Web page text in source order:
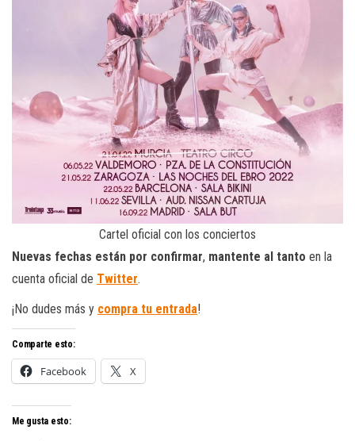
Cartel oficial con los conciertos
Nuevas fechas están por confirmar, mantente al tanto en la
cuenta oficial de Twitter.
¡No dudes más y compra tu entrada!
Comparte esto:
Facebook X
Me gusta esto: